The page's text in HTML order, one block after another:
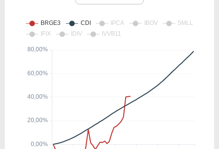
ITSA4
8,72 1,64 18,83%
BBAS3
SANB11
0,86